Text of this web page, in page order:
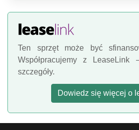
Ten sprzęt może być
Współpracujemy z
szczegóły.
Dowiedz się więcej o